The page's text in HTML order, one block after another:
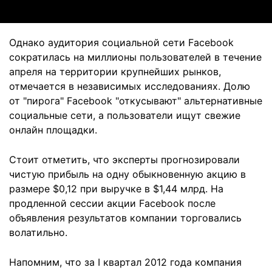
Однако аудитория социальной сети Facebook
сократилась на миллионы пользователей в течение
апреля на территории крупнейших рынков,
отмечается в независимых исследованиях. Долю
от "пирога" Facebook "откусывают" альтернативные
социальные сети, а пользователи ищут свежие
онлайн площадки.
Стоит отметить, что эксперты прогнозировали
чистую прибыль на одну обыкновенную акцию в
размере $0,12 при выручке в $1,44 млрд. На
продленной сессии акции Facebook после
объявления результатов компании торговались
волатильно.
Напомним, что за I квартал 2012 года компания